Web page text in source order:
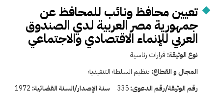
تعيين محافظ ونائب للمحافظ عن
جمهورية مصر العربية لدي الصندوق
العربي للإنماء الاقتصادي والاجتماعي
نوع الوثيقة: قرارات رئاسية
المجال و القطاع: تنظيم السلطة التنفيذية
رقم الوثيقة/رقم الدعوى:335 سنة الإصدار/السنة القضائية: 1972